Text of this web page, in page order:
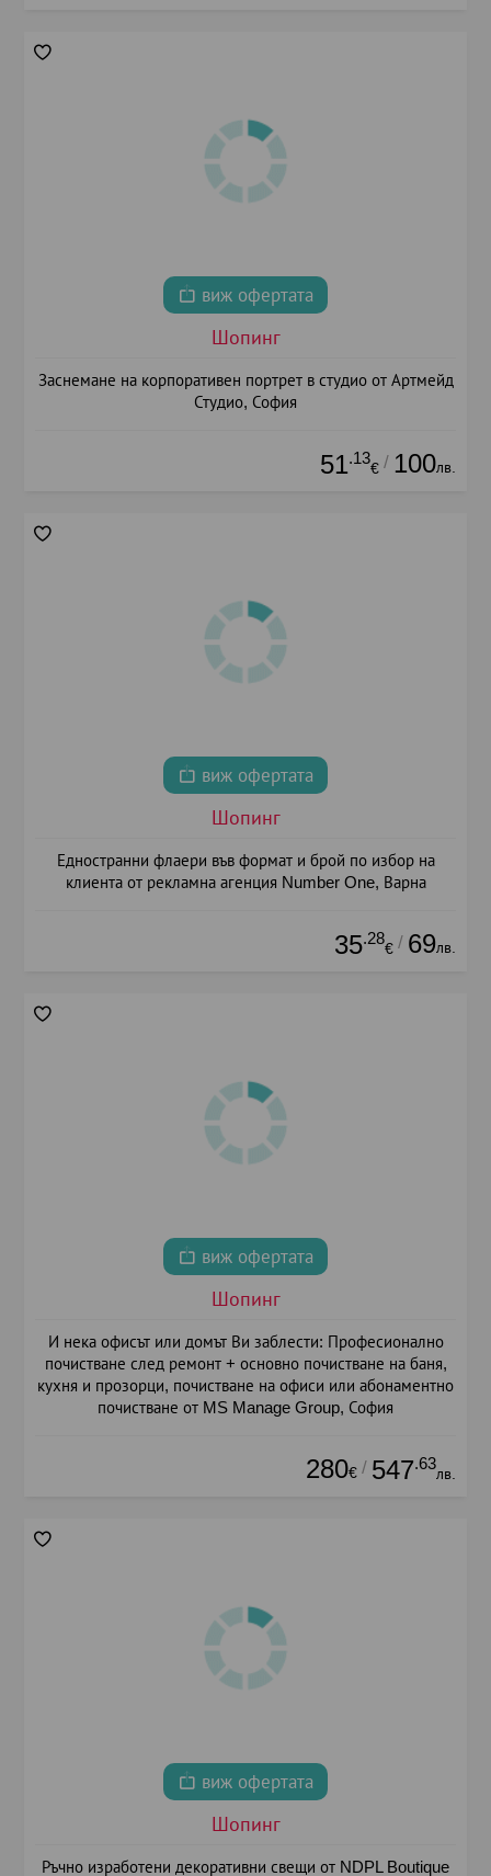
виж офертата
Шопинг
Заснемане на корпоративен портрет в студио от Артмейд
Студио, София
51.13
€ / 100лв.
виж офертата
Шопинг
Едностранни флаери във формат и брой по избор на
клиента от рекламна агенция Number One, Варна
35.28
€ / 69лв.
виж офертата
Шопинг
И нека офисът или домът Ви заблести: Професионално
почистване след ремонт + основно почистване на баня,
кухня и прозорци, почистване на офиси или абонаментно
почистване от MS Manage Group, София
280€ / 547.63
лв.
виж офертата
Шопинг
Ръчно изработени декоративни свещи от NDPL Boutique